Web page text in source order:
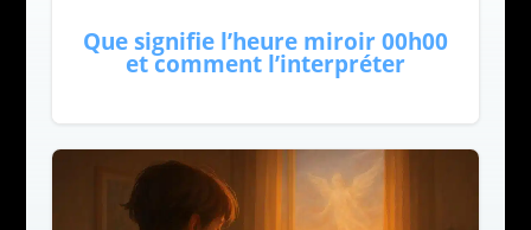
Que signifie l’heure miroir 00h00
et comment l’interpréter